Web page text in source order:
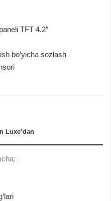
TFT 4.2″
bo’yicha sozlash
Luxe’dan